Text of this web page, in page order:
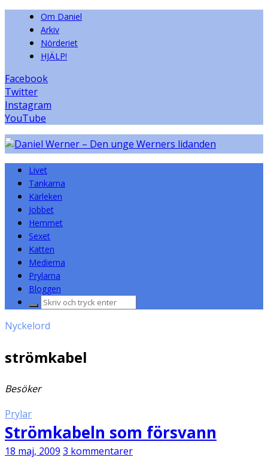
Om Daniel
Arkiv
Nörderiet
HJÄLP!
Facebook
Twitter
Instagram
YouTube
Livet
Tankarna
Kärleken
Jobbet
Hemmet
Sexet
Katten
Medierna
Prylarna
Bloggen
Sök
Nyckelord
strömkabel
Besöker
Prylar
Strömkabeln som försvann
18 maj, 2009 3 kommentarer